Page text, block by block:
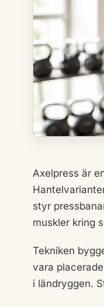
Axelpress är
styr
muskler kring
Tekniken
vara
i ländryggen.